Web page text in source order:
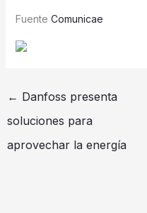
Fuente Comunicae
← Danfoss presenta
soluciones para
aprovechar la energía